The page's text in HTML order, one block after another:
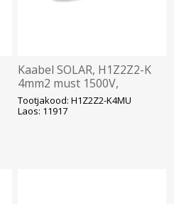
Kaabel SOLAR, H1Z2Z2-K
4mm2 must 1500V,
Ø5,4mm,T500
Tootjakood: H1Z2Z2-K4MU
Laos: 11917